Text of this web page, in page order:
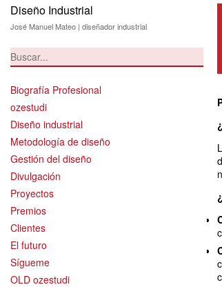
Diseño Industrial
José Manuel Mateo | diseñador industrial
Biografía Profesional
ozestudi
Diseño industrial
Metodología de diseño
Gestión del diseño
Divulgación
Proyectos
Premios
Clientes
El futuro
Sígueme
OLD ozestudi